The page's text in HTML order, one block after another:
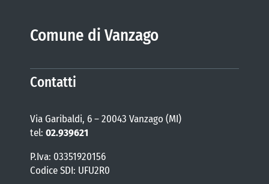
Comune di Vanzago
Contatti
Via Garibaldi, 6 – 20043 Vanzago (MI)
tel: 02.939621
P.Iva: 03351920156
Codice SDI: UFU2R0